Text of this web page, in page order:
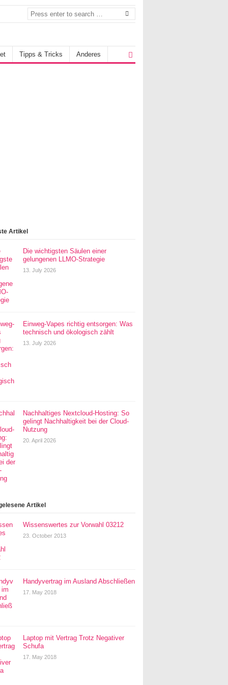
Tipps & Tricks Anderes
Artikel
Die wichtigsten Säulen einer
gelungenen LLMO-Strategie
13. July 2026
Einweg-Vapes richtig entsorgen: Was
technisch und ökologisch zählt
13. July 2026
Nachhaltiges Nextcloud-Hosting: So
gelingt Nachhaltigkeit bei der Cloud-
Nutzung
20. April 2026
Artikel
Wissenswertes zur Vorwahl 03212
23. October 2013
Handyvertrag im Ausland Abschließen
17. May 2018
Laptop mit Vertrag Trotz Negativer
Schufa
17. May 2018